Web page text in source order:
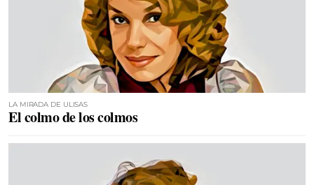
LA MIRADA DE ULISAS
El colmo de los colmos